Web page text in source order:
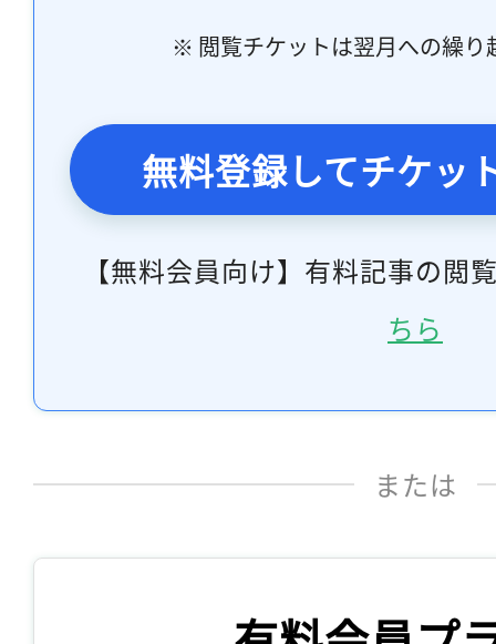
※ 閲覧チケットは翌月への繰り
無料登録してチケッ
【無料会員向け】有料記事の閲
ちら
または